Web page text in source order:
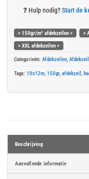
❓ Hulp nodig? Start de
> 150gr/m² afdekzeilen < >
> XXL afdekzeilen <
Categorieën: Afdekzeilen,
Tags: 10x12m, 150gr, afdekzeil ,
Beschrijving
Aanvullende informatie